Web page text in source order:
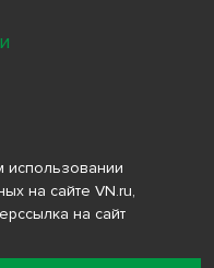
использовании
на сайте VN.ru,
на сайт